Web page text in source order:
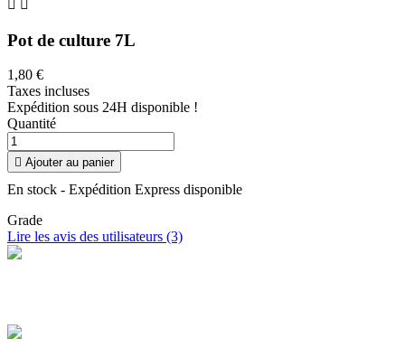
 
Pot de culture 7L
1,80 €
Taxes incluses
Expédition sous 24H disponible !
Quantité
 Ajouter au panier
En stock - Expédition Express disponible
Grade
Lire les avis des utilisateurs (3)